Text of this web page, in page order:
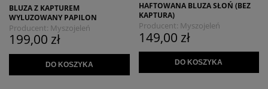
BLUZA Z KAPTUREM
WYLUZOWANY PAPILON
Producent: Myszojeleń
199,00 zł
DO KOSZYKA
HAFTOWANA BLUZA SŁOŃ (BEZ
KAPTURA)
Producent: Myszojeleń
149,00 zł
DO KOSZYKA